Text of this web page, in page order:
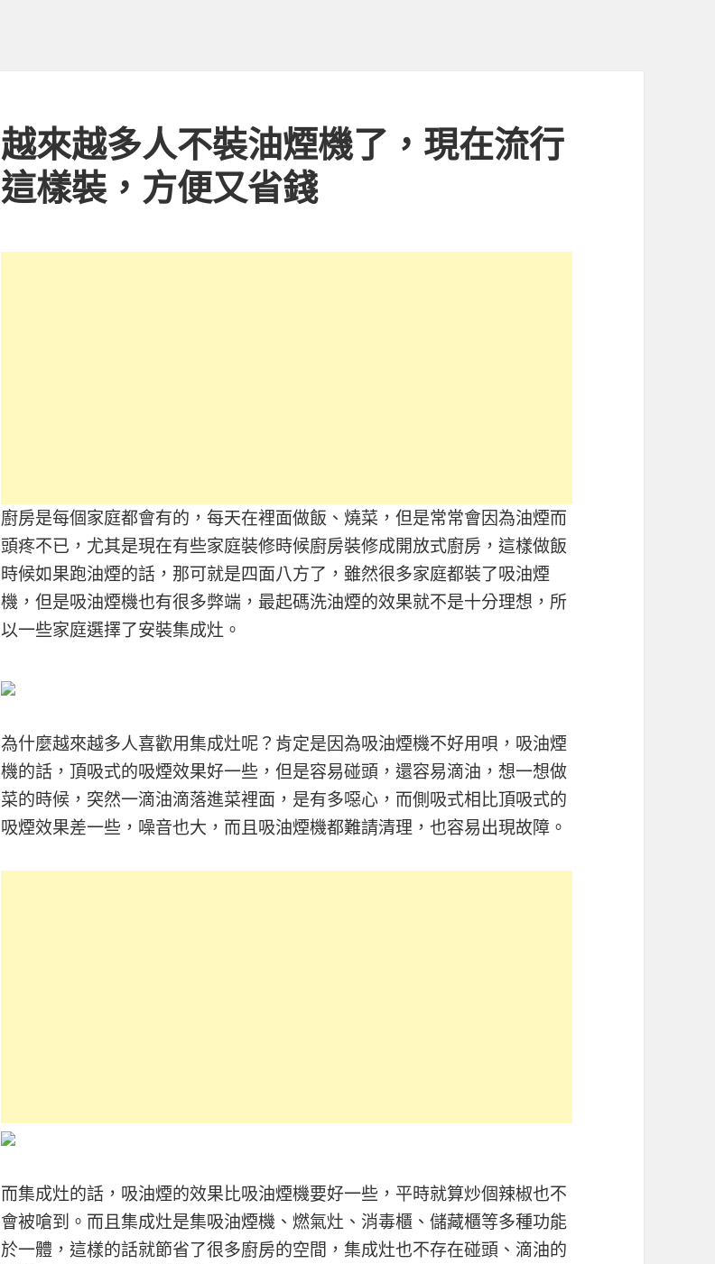
越來越多人不裝油煙機了，現在流行
這樣裝，方便又省錢
廚房是每個家庭都會有的，每天在裡面做飯、燒菜，但是常常會因為油煙而
頭疼不已，尤其是現在有些家庭裝修時候廚房裝修成開放式廚房，這樣做飯
時候如果跑油煙的話，那可就是四面八方了，雖然很多家庭都裝了吸油煙
機，但是吸油煙機也有很多弊端，最起碼洗油煙的效果就不是十分理想，所
以一些家庭選擇了安裝集成灶。
為什麼越來越多人喜歡用集成灶呢？肯定是因為吸油煙機不好用唄，吸油煙
機的話，頂吸式的吸煙效果好一些，但是容易碰頭，還容易滴油，想一想做
菜的時候，突然一滴油滴落進菜裡面，是有多噁心，而側吸式相比頂吸式的
吸煙效果差一些，噪音也大，而且吸油煙機都難請清理，也容易出現故障。
而集成灶的話，吸油煙的效果比吸油煙機要好一些，平時就算炒個辣椒也不
會被嗆到。而且集成灶是集吸油煙機、燃氣灶、消毒櫃、儲藏櫃等多種功能
於一體，這樣的話就節省了很多廚房的空間，集成灶也不存在碰頭、滴油的